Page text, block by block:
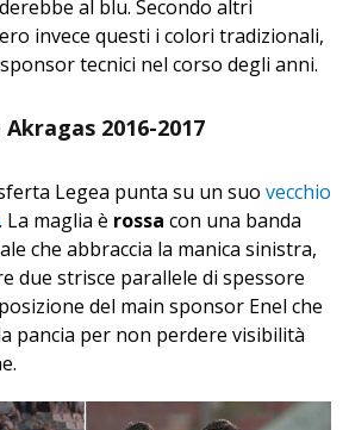
al blu. Secondo altri
invece questi i colori tradizionali,
tecnici nel corso degli anni.
2016-2017
Legea punta su un suo vecchio
. La maglia è rossa con una banda
che abbraccia la manica sinistra,
due strisce parallele di spessore
del main sponsor Enel che
pancia per non perdere visibilità